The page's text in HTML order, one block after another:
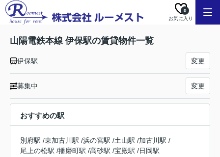
お気に入り
0
山陽電鉄本線 伊保駅の賃貸物件一覧
伊保駅 変更
募集中 変更
おすすめの駅
別府駅 /東加古川駅 /浜の宮駅 /土山駅 /加古川駅 /
尾上の松駅 /播磨町駅 /高砂駅 /宝殿駅 /日岡駅